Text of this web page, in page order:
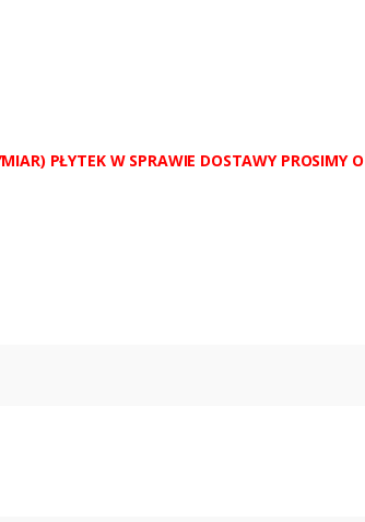
PŁYTEK W SPRAWIE DOSTAWY PROSIMY